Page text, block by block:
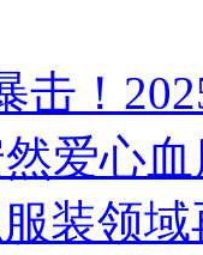
击！
爱心
装领